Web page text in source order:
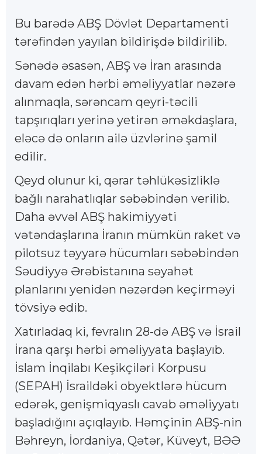
Bu barədə ABŞ Dövlət Departamenti
tərəfindən yayılan bildirişdə bildirilib.
Sənədə əsasən, ABŞ və İran arasında
davam edən hərbi əməliyyatlar nəzərə
alınmaqla, sərəncam qeyri-təcili
tapşırıqları yerinə yetirən əməkdaşlara,
eləcə də onların ailə üzvlərinə şamil
edilir.
Qeyd olunur ki, qərar təhlükəsizliklə
bağlı narahatlıqlar səbəbindən verilib.
Daha əvvəl ABŞ hakimiyyəti
vətəndaşlarına İranın mümkün raket və
pilotsuz təyyarə hücumları səbəbindən
Səudiyyə Ərəbistanına səyahət
planlarını yenidən nəzərdən keçirməyi
tövsiyə edib.
Xatırladaq ki, fevralın 28-də ABŞ və İsrail
İrana qarşı hərbi əməliyyata başlayıb.
İslam İnqilabı Keşikçiləri Korpusu
(SEPAH) İsraildəki obyektlərə hücum
edərək, genişmiqyaslı cavab əməliyyatı
başladığını açıqlayıb. Həmçinin ABŞ-nin
Bəhreyn, İordaniya, Qətər, Küveyt, BƏƏ